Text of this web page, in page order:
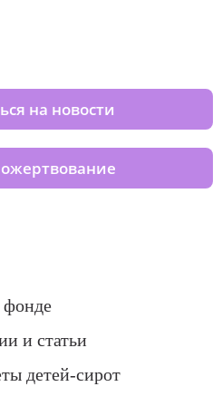
на новости
и статьи
детей-сирот